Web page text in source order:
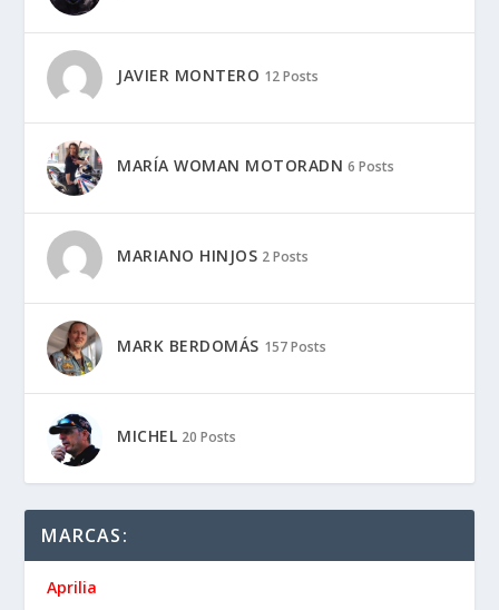
JAVIER MONTERO 12 Posts
MARÍA WOMAN MOTORADN 6 Posts
MARIANO HINJOS 2 Posts
MARK BERDOMÁS 157 Posts
MICHEL 20 Posts
MARCAS:
Aprilia